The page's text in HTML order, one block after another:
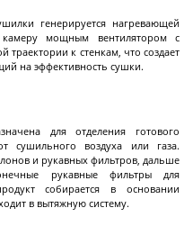
нутч-фильтры серии
генерируется нагревающей
мощным вентилятором с
траектории к стенкам, что создает
на эффективность сушки.
для отделения готового
сушильного воздуха или газа.
и рукавных фильтров, дальше
рукавные фильтры для
собирается в основании
в вытяжную систему.